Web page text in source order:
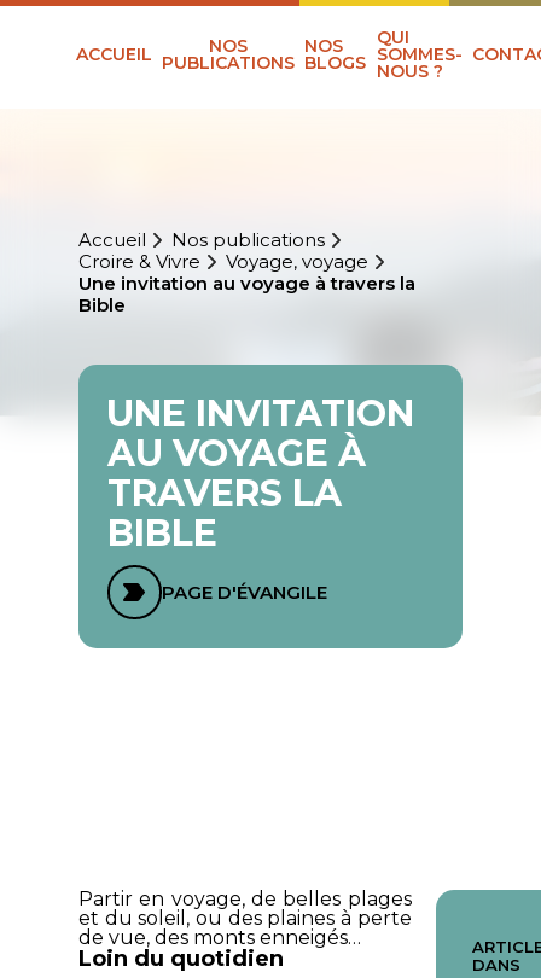
ACCUEIL NOS
PUBLICATIONS
NOS
BLOGS
QUI
SOMMES-
NOUS ?
Accueil
Nos publications
Croire & Vivre
Voyage, voyage
Une invitation au voyage à travers la
Bible
UNE INVITATION
AU VOYAGE À
TRAVERS LA
BIBLE
PAGE D'ÉVANGILE
Partir en voyage, de belles plages
et du soleil, ou des plaines à perte
de vue, des monts enneigés…
Loin du quotidien
DANS